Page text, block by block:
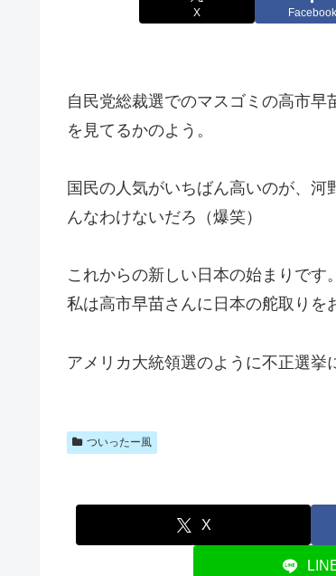
X Facebook
自民党総裁選でのマスゴミの高市
を見てるかのよう。
国民の人気がいちばん高いのが、河
んなわけないだろ（爆笑）
これからの新しい日本の始まりです。
私は高市早苗さんに日本の舵取りを
アメリカ大統領選のように不正選挙
ついったー風
X